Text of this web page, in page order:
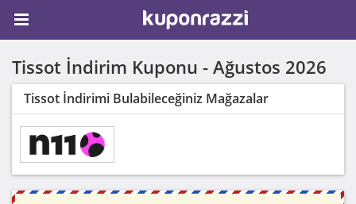
Tissot İndirim Kuponu - Ağustos 2026
Tissot İndirimi Bulabileceğiniz Mağazalar